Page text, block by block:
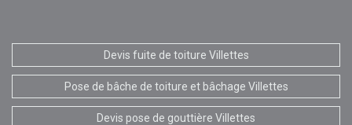
Devis fuite de toiture Villettes
Pose de bâche de toiture et bâchage Villettes
Devis pose de gouttière Villettes